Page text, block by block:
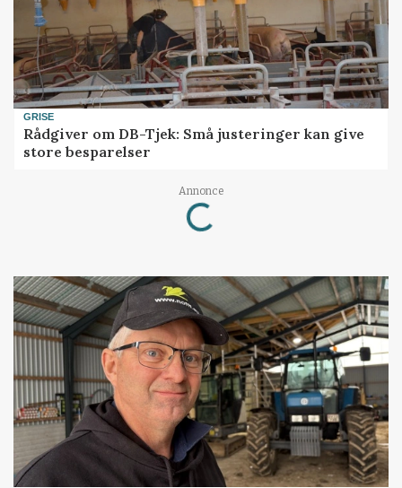
GRISE
Rådgiver om DB-Tjek: Små justeringer kan give
store besparelser
Annonce
Loading...